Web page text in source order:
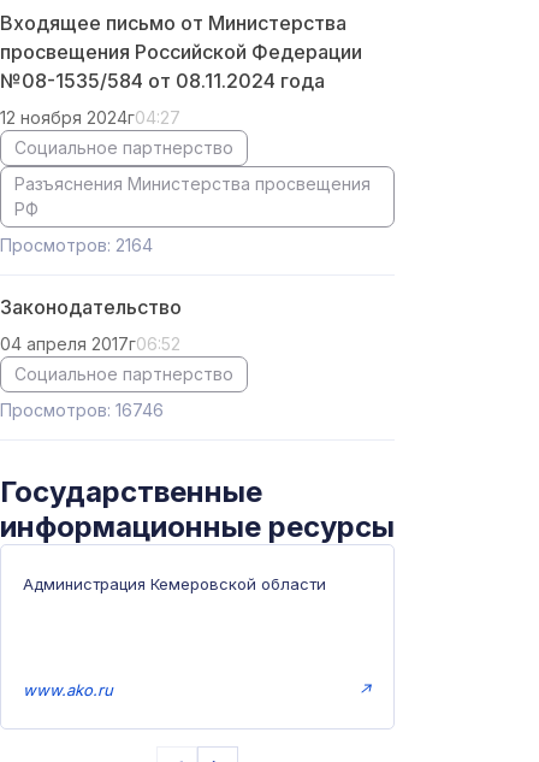
Входящее письмо от Министерства
просвещения Российской Федерации
№08-1535/584 от 08.11.2024 года
12 ноября 2024г04:27
Социальное партнерство
Разъяснения Министерства просвещения
РФ
Просмотров: 2164
Законодательство
04 апреля 2017г06:52
Социальное партнерство
Просмотров: 16746
Государственные
информационные ресурсы
Администрация Кемеровской области
www.ako.ru ↗